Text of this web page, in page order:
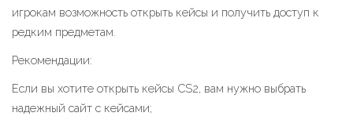
игрокам возможность открыть кейсы и получить доступ к
редким предметам.
Рекомендации:
Если вы хотите открыть кейсы CS2, вам нужно выбрать
надежный сайт с кейсами;